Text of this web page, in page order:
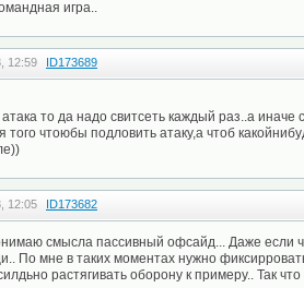
игра..
12:59 ID173689
то да надо свитсеть каждый раз..а
чтоюбы подловить атаку,а чтоб
12:05 ID173682
смысла пассивный офсайд... Даже если
По мне в таких моментах нужно
растягивать оборону к примеру.. Так